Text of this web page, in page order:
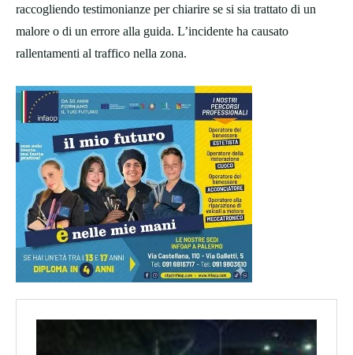
raccogliendo testimonianze per chiarire se si sia trattato di un
malore o di un errore alla guida. L’incidente ha causato
rallentamenti al traffico nella zona.